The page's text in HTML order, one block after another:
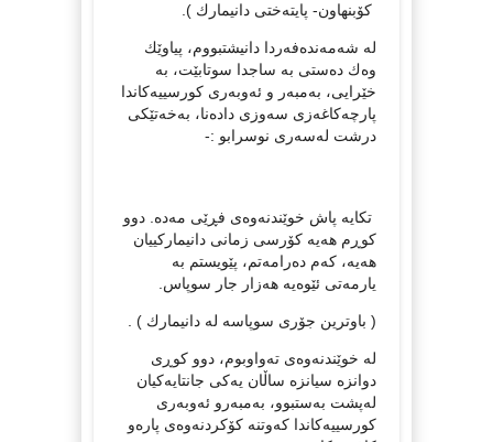
کۆبنهاون- پایتەختی دانیمارك ).
لە شەمەندەفەردا دانیشتبووم، پیاوێك
وەك دەستی بە ساجدا سوتابێت، بە
خێرایی، بەمبەر و ئەوبەری کورسییەکاندا
پارچەکاغەزی سەوزی دادەنا، بەخەتێکی
درشت لەسەری نوسرابو :-
تکایە پاش خوێندنەوەی فڕێی مەدە. دوو
کوڕم هەیە کۆرسی زمانی دانیمارکییان
هەیە، کەم دەرامەتم، پێویستم بە
یارمەتی ئێوەیە هەزار جار سوپاس.
( باوترین جۆری سوپاسە لە دانیمارك ) .
لە خوێندنەوەی تەواوبوم، دوو کوڕی
دوانزە سیانزە ساڵان یەکی جانتایەکیان
لەپشت بەستبوو، بەمبەرو ئەوبەری
کورسییەکاندا کەوتنە کۆکردنەوەی پارەو